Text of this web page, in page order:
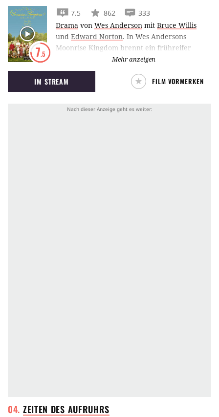
7.5
7.5 862
333
Drama von Wes Anderson mit Bruce Willis
und Edward Norton. In Wes Andersons
Moonrise Kingdom brennt ein frühreifer
Pfadfinder mit seiner Brieffreundin durch.
Bruce Willis als Insel-Sheriff schlägt sich auf
ihre Seite.
Mehr anzeigen
IM STREAM FILM VORMERKEN
ZEITEN DES AUFRUHRS